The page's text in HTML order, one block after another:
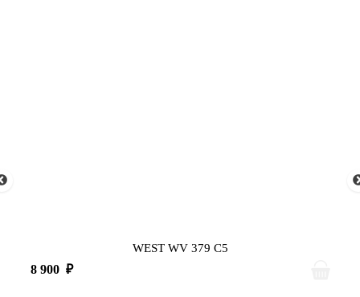
WEST WV 379 C5
8 900 ₽